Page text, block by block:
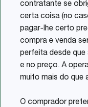
contratante se
certa coisa (no
pagar-lhe certo
compra e venda
perfeita desde
e no preço. A
muito mais do que
O comprador